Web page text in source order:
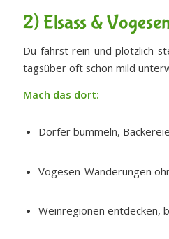
2) Elsass &
Du fährst rein und plötzlich
tagsüber oft schon mild
Mach das dort:
Dörfer bummeln,
Vogesen-Wanderungen
Weinregionen entdecken,